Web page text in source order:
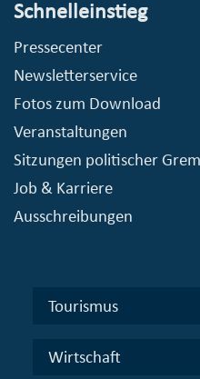
Schnelleinstieg
Pressecenter
Newsletterservice
Fotos zum Download
Veranstaltungen
Sitzungen politischer
Job & Karriere
Ausschreibungen
Tourismus
Wirtschaft